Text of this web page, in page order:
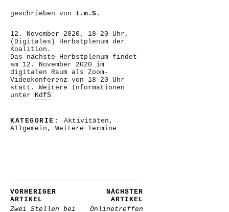
geschrieben von t.m.S.
12. November 2020, 18-20 Uhr,
(Digitales) Herbstplenum der
Koalition.
Das nächste Herbstplenum findet
am 12. November 2020 im
digitalen Raum als Zoom-
Videokonferenz von 18-20 Uhr
statt. Weitere Informationen
unter KdfS
KATEGORIE: Aktivitäten ,
Allgemein , Weitere Termine
VORHERIGER
ARTIKEL
Zwei Stellen bei
NÄCHSTER
ARTIKEL
Onlinetreffen